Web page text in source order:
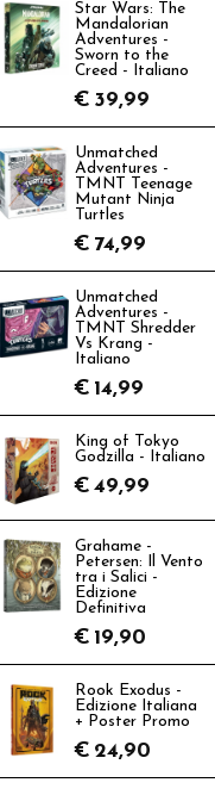
Star Wars: The
Mandalorian
Adventures -
Sworn to the
Creed - Italiano
€ 39,99
Unmatched
Adventures -
TMNT Teenage
Mutant Ninja
Turtles
€ 74,99
Unmatched
Adventures -
TMNT Shredder
Vs Krang -
Italiano
€ 14,99
King of Tokyo
Godzilla - Italiano
€ 49,99
Grahame -
Petersen: Il Vento
tra i Salici -
Edizione
Definitiva
€ 19,90
Rook Exodus -
Edizione Italiana
+ Poster Promo
€ 24,90